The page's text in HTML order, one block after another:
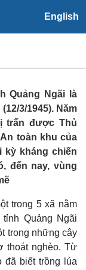
English
tiết
toàn
Quảng Ngãi là
3/1945). Năm
trấn được Thủ
toàn khu của
kỳ kháng chiến
đến nay, vùng
trong 5 xã nằm
tỉnh Quảng Ngãi
trong những cây
thoát nghèo. Từ
đã biết trồng lúa